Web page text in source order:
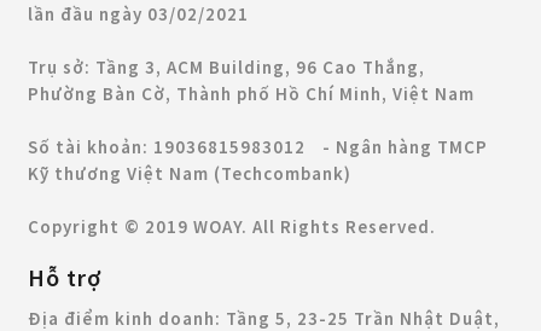
lần đầu ngày 03/02/2021
Trụ sở: Tầng 3, ACM Building, 96 Cao Thắng,
Phường Bàn Cờ, Thành phố Hồ Chí Minh, Việt Nam
Số tài khoản: 19036815983012 - Ngân hàng TMCP
Kỹ thương Việt Nam (Techcombank)
Copyright © 2019 WOAY. All Rights Reserved.
Hỗ trợ
Địa điểm kinh doanh: Tầng 5, 23-25 Trần Nhật Duật,